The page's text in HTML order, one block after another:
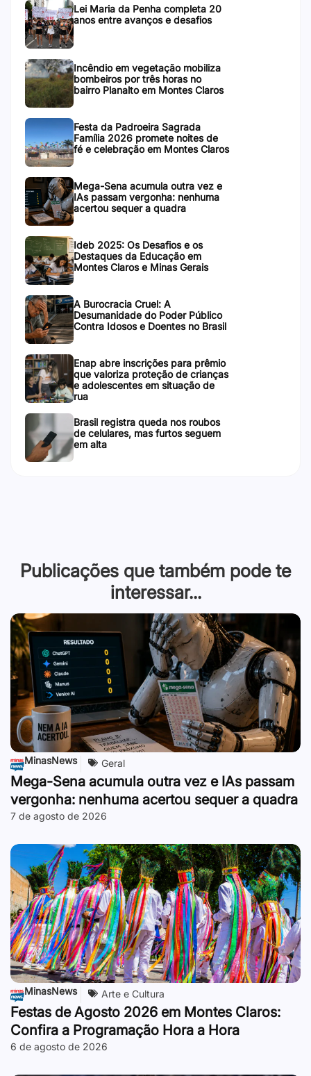
Lei Maria da Penha completa 20
anos entre avanços e desafios
Incêndio em vegetação mobiliza
bombeiros por três horas no
bairro Planalto em Montes Claros
Festa da Padroeira Sagrada
Família 2026 promete noites de
fé e celebração em Montes Claros
Mega-Sena acumula outra vez e
IAs passam vergonha: nenhuma
acertou sequer a quadra
Ideb 2025: Os Desafios e os
Destaques da Educação em
Montes Claros e Minas Gerais
A Burocracia Cruel: A
Desumanidade do Poder Público
Contra Idosos e Doentes no Brasil
Enap abre inscrições para prêmio
que valoriza proteção de crianças
e adolescentes em situação de
rua
Brasil registra queda nos roubos
de celulares, mas furtos seguem
em alta
Publicações que também pode te
interessar...
MinasNews Geral
Mega-Sena acumula outra vez e IAs passam
vergonha: nenhuma acertou sequer a quadra
7 de agosto de 2026
MinasNews Arte e Cultura
Festas de Agosto 2026 em Montes Claros:
Confira a Programação Hora a Hora
6 de agosto de 2026